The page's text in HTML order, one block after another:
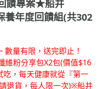
年度回饋組(共302
粉分享包X2包(價值$16
，每天健康就從『第一
退貨，每人限一次)※船井